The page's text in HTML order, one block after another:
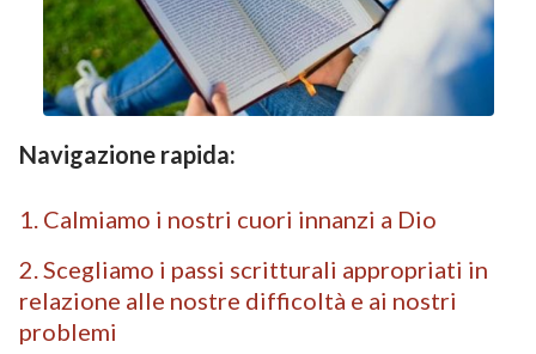
Navigazione rapida:
1. Calmiamo i nostri cuori innanzi a Dio
2. Scegliamo i passi scritturali appropriati in
relazione alle nostre difficoltà e ai nostri
problemi